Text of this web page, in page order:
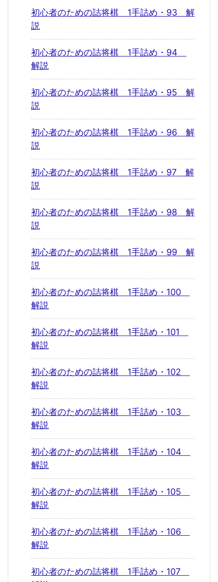
初心者のための詰将棋 1手詰め・93 解
説
初心者のための詰将棋 1手詰め・94
解説
初心者のための詰将棋 1手詰め・95 解
説
初心者のための詰将棋 1手詰め・96 解
説
初心者のための詰将棋 1手詰め・97 解
説
初心者のための詰将棋 1手詰め・98 解
説
初心者のための詰将棋 1手詰め・99 解
説
初心者のための詰将棋 1手詰め・100
解説
初心者のための詰将棋 1手詰め・101
解説
初心者のための詰将棋 1手詰め・102
解説
初心者のための詰将棋 1手詰め・103
解説
初心者のための詰将棋 1手詰め・104
解説
初心者のための詰将棋 1手詰め・105
解説
初心者のための詰将棋 1手詰め・106
解説
初心者のための詰将棋 1手詰め・107